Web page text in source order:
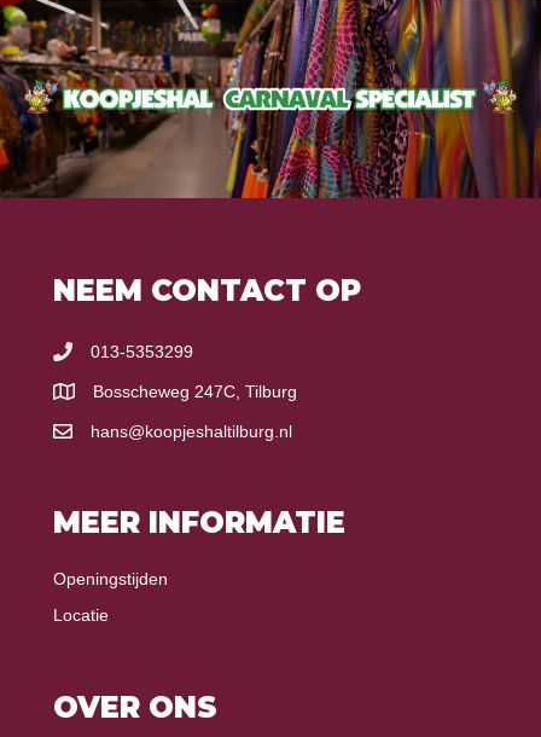
NEEM CONTACT OP
013-5353299
Bosscheweg 247C, Tilburg
hans@koopjeshaltilburg.nl
MEER INFORMATIE
Openingstijden
Locatie
OVER ONS